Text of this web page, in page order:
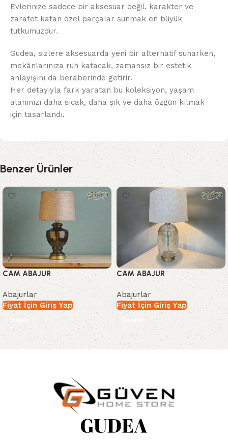
Evlerinize sadece bir aksesuar değil, karakter ve
zarafet katan özel parçalar sunmak en büyük
tutkumuzdur.
Gudea, sizlere aksesuarda yeni bir alternatif sunarken,
mekânlarınıza ruh katacak, zamansız bir estetik
anlayışını da beraberinde getirir.
Her detayıyla fark yaratan bu koleksiyon, yaşam
alanınızı daha sıcak, daha şık ve daha özgün kılmak
için tasarlandı.
Benzer Ürünler
CAM ABAJUR
Abajurlar
Fiyat İçin Giriş Yap
İncele
CAM ABAJUR
Abajurlar
Fiyat İçin Giriş Yap
İncele
Read More